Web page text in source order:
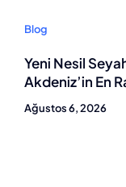
Blog
Yeni Nesil
Akdeniz’in En
Ağustos 6, 2026